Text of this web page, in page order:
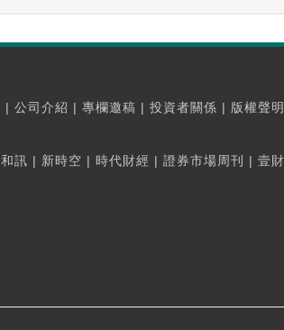
| 公司介紹 | 專欄邀稿 | 投資者關係 | 版權聲明
和訊 | 新時空 | 時代財經 | 證券市場周刊 | 壹